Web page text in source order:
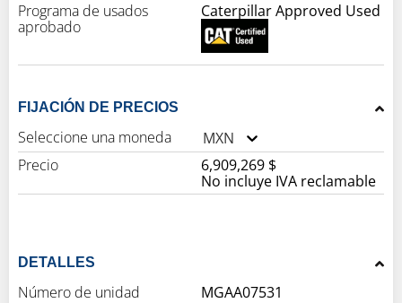
Programa de usados
aprobado
Caterpillar Approved Used
FIJACIÓN DE PRECIOS
Seleccione una moneda
MXN
Precio
6,909,269 $
No incluye IVA reclamable
DETALLES
Número de unidad
MGAA07531